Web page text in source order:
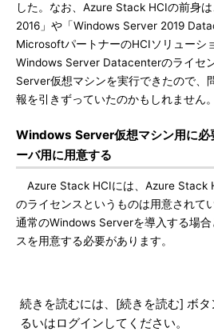
した。なお、Azure Stack HCIの前身
2016」や「Windows Server 2019
MicrosoftパートナーのHCIソリューシ
Windows Server Datacenterのライセ
Server仮想マシンを実行できたので、
報を引きずっていたのかもしれません。
Windows Server仮想マシン用に必
ーバ用に用意する
Azure Stack HCIには、Azure Stack
のライセンスというものは用意されて
通常のWindows Serverを導入する場
スを用意する必要があります。
続きを読むには、[続きを読む] ボ
るいはログインしてください。